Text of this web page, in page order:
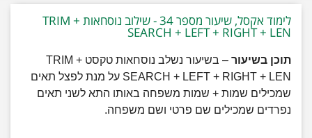
לימוד אקסל, שיעור מספר 34 - שילוב נוסחאות TRIM +
SEARCH + LEFT + RIGHT + LEN
תוכן בשיעור
– בשיעור נשלב נוסחאות טקסט TRIM +
SEARCH + LEFT + RIGHT + LEN על מנת לפצל תאים
שמכילים שמות + שמות משפחה באותו התא לשני תאים
נפרדים שמכילים שם פרטי ושם משפחה.